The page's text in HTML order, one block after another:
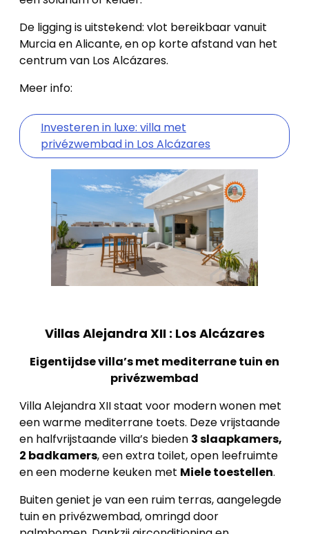
Home
De ligging is uitstekend: vlot bereikbaar vanuit
Murcia en Alicante, en op korte afstand van het
centrum van Los Alcázares.
Meer info:
Investeren in luxe: villa met
privézwembad in Los Alcázares
Villas Alejandra XII : Los Alcázares
Eigentijdse villa’s met mediterrane tuin en
privézwembad
Villa Alejandra XII staat voor modern wonen met
een warme mediterrane toets. Deze vrijstaande
en halfvrijstaande villa’s bieden 3 slaapkamers,
2 badkamers, een extra toilet, open leefruimte
en een moderne keuken met Miele toestellen.
Buiten geniet je van een ruim terras, aangelegde
tuin en privézwembad, omringd door